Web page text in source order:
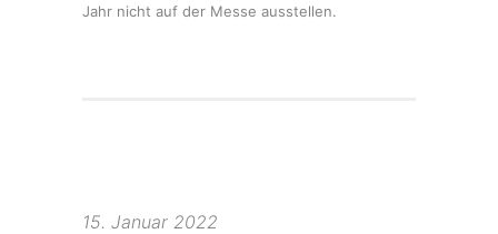
Jahr nicht auf der Messe ausstellen.
15. Januar 2022